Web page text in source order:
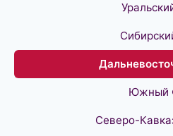
Южный
Северо-